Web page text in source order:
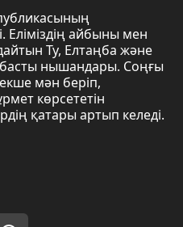
Еліміздің айбыны мен
Ту, Елтаңба және
басты нышандары. Соңғы
мән беріп,
көрсететін
қатары артып келеді.